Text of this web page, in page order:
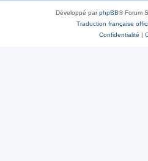
Développé parphpBB® Forum
Traduction française
Confidentialité |